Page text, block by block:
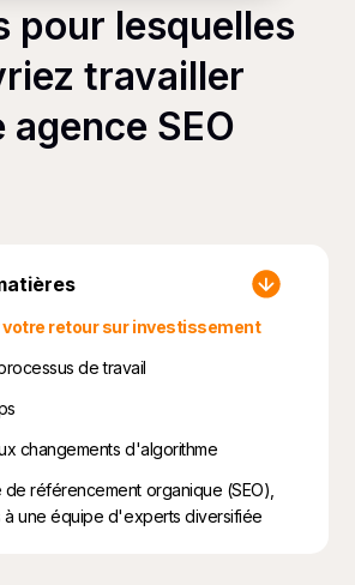
pour lesquelles
travailler
agence SEO
votre retour sur investissement
de travail
changements d'algorithme
référencement organique (SEO),
à une équipe d'experts diversifiée